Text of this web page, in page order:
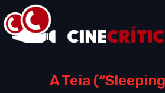
A Teia